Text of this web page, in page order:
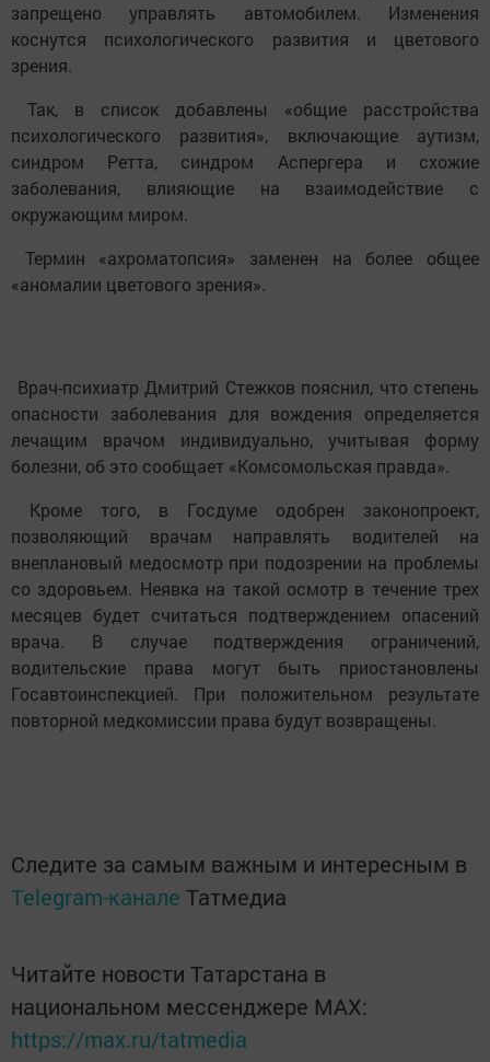
запрещено управлять автомобилем. Изменения
коснутся психологического развития и цветового
зрения.
Так, в список добавлены «общие расстройства
психологического развития», включающие аутизм,
синдром Ретта, синдром Аспергера и схожие
заболевания, влияющие на взаимодействие с
окружающим миром.
Термин «ахроматопсия» заменен на более общее
«аномалии цветового зрения».
Врач-психиатр Дмитрий Стежков пояснил, что степень
опасности заболевания для вождения определяется
лечащим врачом индивидуально, учитывая форму
болезни, об это сообщает «Комсомольская правда».
Кроме того, в Госдуме одобрен законопроект,
позволяющий врачам направлять водителей на
внеплановый медосмотр при подозрении на проблемы
со здоровьем. Неявка на такой осмотр в течение трех
месяцев будет считаться подтверждением опасений
врача. В случае подтверждения ограничений,
водительские права могут быть приостановлены
Госавтоинспекцией. При положительном результате
повторной медкомиссии права будут возвращены.
Следите за самым важным и интересным в
Telegram-канале Татмедиа
Читайте новости Татарстана в
национальном мессенджере MАХ:
https://max.ru/tatmedia